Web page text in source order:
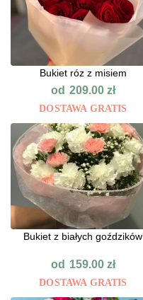
Bukiet róz z misiem
od 209.00 zł
DOSTAWA GRATIS
Bukiet z białych goździków
od 159.00 zł
DOSTAWA GRATIS